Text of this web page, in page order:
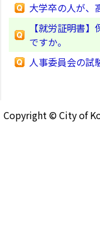
大学卒の人が、
【就労証明書
ですか。
人事委員会の試
Copyright © City of